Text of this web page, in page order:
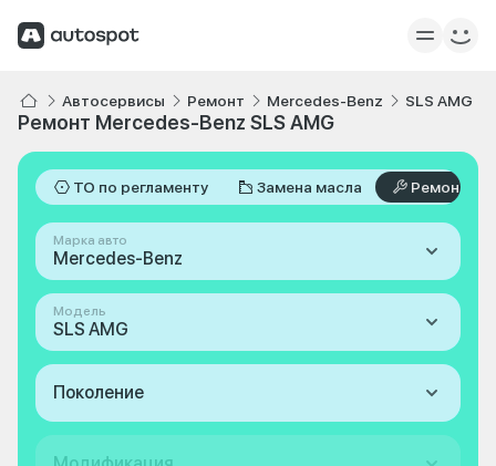
Автосервисы Ремонт Mercedes-Benz SLS AMG
Ремонт Mercedes-Benz SLS AMG
ТО по регламенту Замена масла Ремонт
Марка авто
Mercedes-Benz
Модель
SLS AMG
Поколение